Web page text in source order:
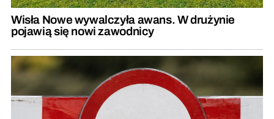
Wisła Nowe wywalczyła awans. W drużynie
pojawią się nowi zawodnicy